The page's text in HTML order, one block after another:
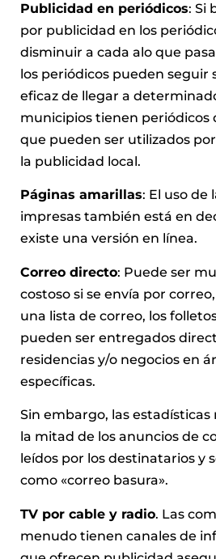
Publicidad en periódicos: Si
por publicidad en los
disminuir a cada alo que
los periódicos pueden seguir
eficaz de llegar a
municipios tienen periódicos
que pueden ser utilizados
la publicidad local.
Páginas amarillas: El uso de
impresas también está en
existe una versión en línea.
Correo directo: Puede ser
costoso si se envía por
una lista de correo, los
pueden ser entregados
residencias y/o negocios en
específicas.
Sin embargo, las
la mitad de los anuncios de
leídos por los destinatarios y
como «correo basura».
TV por cable y radio. Las
menudo tienen canales de